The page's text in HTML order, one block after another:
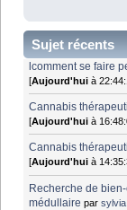
Sujet récents
lcomment se faire
[Aujourd'hui à
Cannabis
[Aujourd'hui à
Cannabis
[Aujourd'hui à
Recherche de
médullaire parsylvia